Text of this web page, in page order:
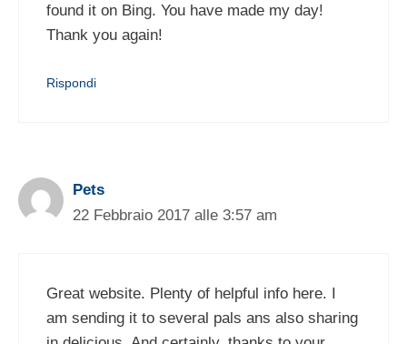
found it on Bing. You have made my day!
Thank you again!
Rispondi
Pets
22 Febbraio 2017 alle 3:57 am
Great website. Plenty of helpful info here. I
am sending it to several pals ans also sharing